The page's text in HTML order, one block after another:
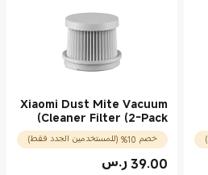
Xiaomi Dust Mite Vacuum
Cleaner Filter (2-Pack)
خصم 10% (للمستخدمين الجدد فقط)
39.00ر.سCurrent Price ر.س39.00